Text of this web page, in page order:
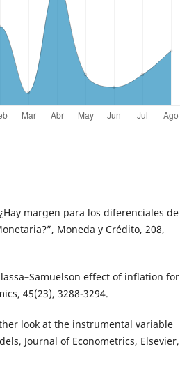
margen para los diferenciales de
Moneda y Crédito, 208,
effect of inflation for
45(23), 3288-3294.
look at the instrumental variable
Journal of Econometrics, Elsevier,